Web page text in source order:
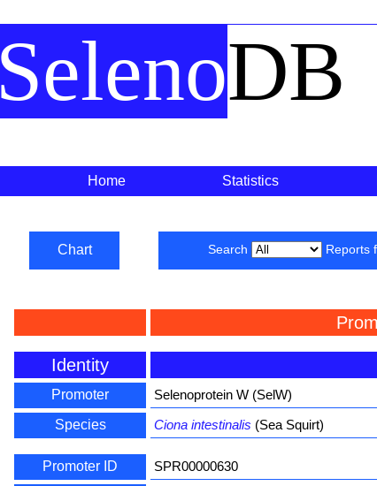
SelenoDB
Home Statistics
Chart Search Reports
Identity
Promoter
Selenoprotein W (SelW)
Species
Ciona intestinalis (Sea Squirt)
Promoter ID
SPR00000630